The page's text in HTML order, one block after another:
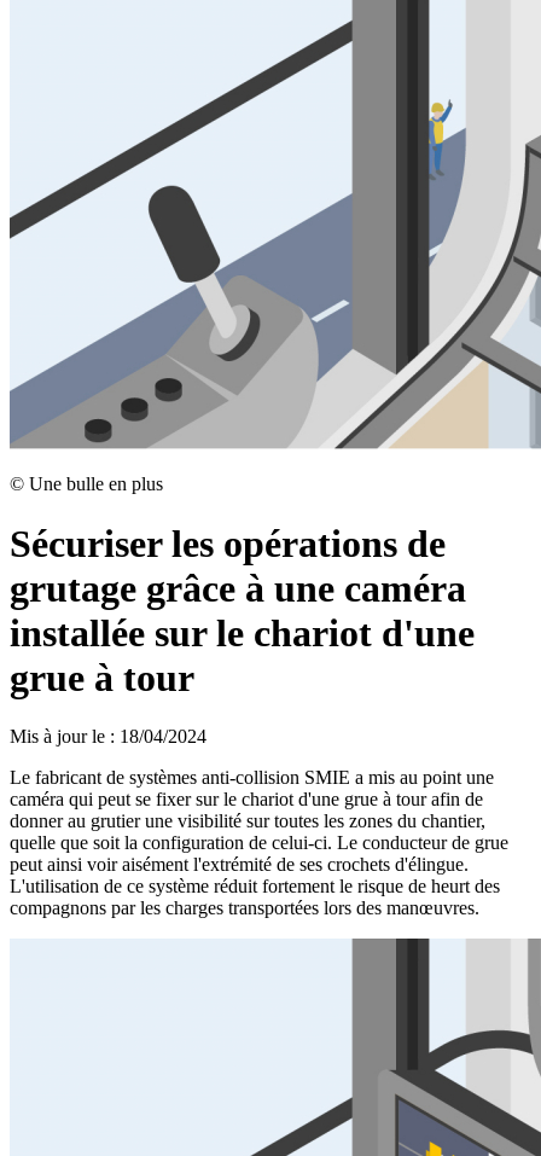
© Une bulle en plus
Sécuriser les opérations de
grutage grâce à une caméra
installée sur le chariot d'une
grue à tour
Mis à jour le : 18/04/2024
Le fabricant de systèmes anti-collision SMIE a mis au point une
caméra qui peut se fixer sur le chariot d'une grue à tour afin de
donner au grutier une visibilité sur toutes les zones du chantier,
quelle que soit la configuration de celui-ci. Le conducteur de grue
peut ainsi voir aisément l'extrémité de ses crochets d'élingue.
L'utilisation de ce système réduit fortement le risque de heurt des
compagnons par les charges transportées lors des manœuvres.